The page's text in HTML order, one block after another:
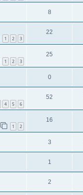
8
1 2 3
22
1 2 3
25
0
4 5 6
52
1 2
16
3
1
2